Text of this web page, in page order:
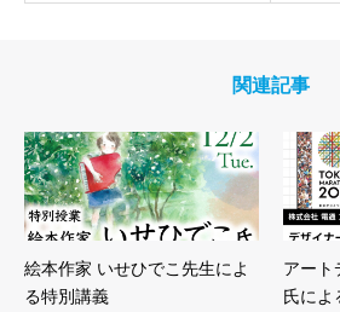
関連記事
絵本作家 いせひでこ先生によ
る特別講義
アート
氏によ